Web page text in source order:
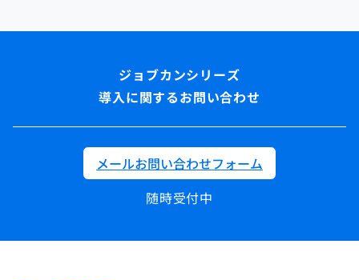
導入に関するお問い合わせ
メールお問い合わせフォーム
随時受付中